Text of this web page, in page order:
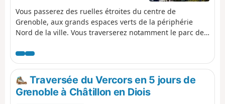
Vous passerez des ruelles étroites du centre de
Grenoble, aux grands espaces verts de la périphérie
Nord de la ville. Vous traverserez notamment le parc de
domaine universitaire. Vous n'aurez plus vraiment
l'impression d'être en milieu urbain.
Traversée du Vercors en 5 jours de
Grenoble à Châtillon en Diois